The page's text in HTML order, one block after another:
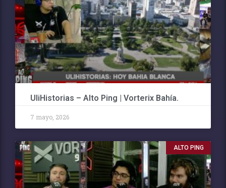
UliHistorias – Alto Ping | Vorterix Bahía.
7 mayo, 2026
ALTO PING